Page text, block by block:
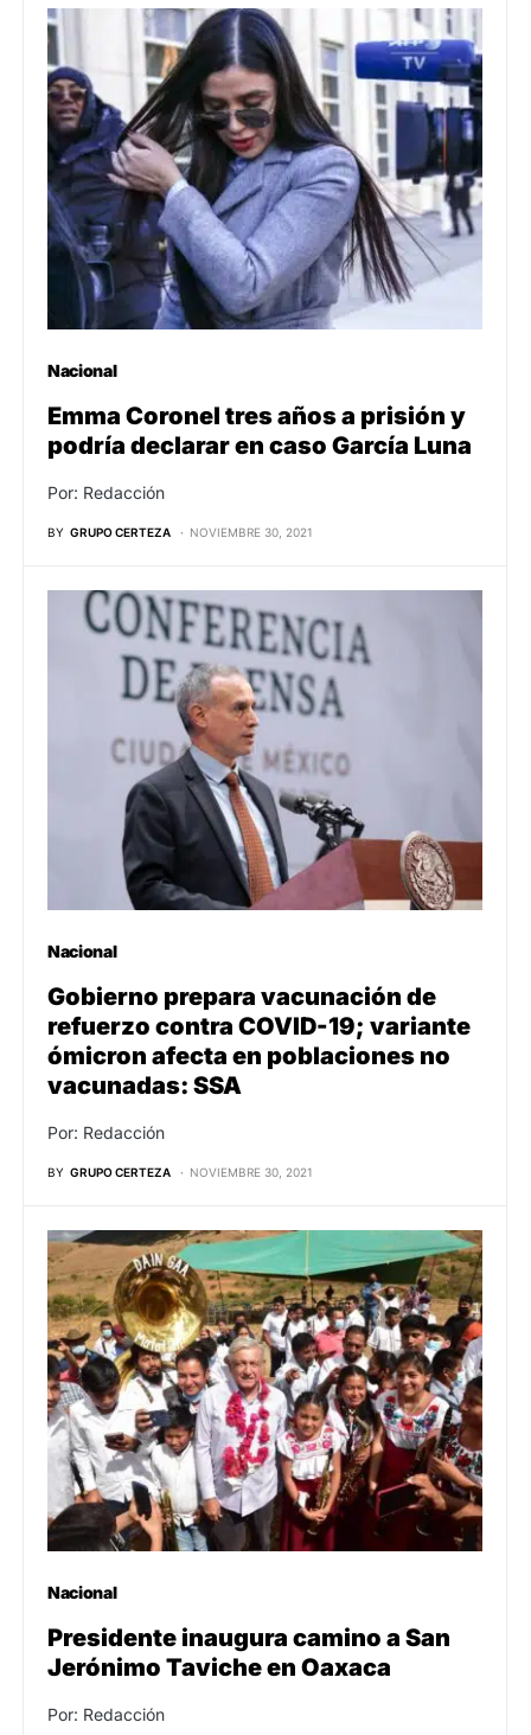
Nacional
Emma Coronel tres años a prisión y
podría declarar en caso García Luna
Por: Redacción
BY GRUPO CERTEZA NOVIEMBRE 30, 2021
Nacional
Gobierno prepara vacunación de
refuerzo contra COVID-19; variante
ómicron afecta en poblaciones no
vacunadas: SSA
Por: Redacción
BY GRUPO CERTEZA NOVIEMBRE 30, 2021
Nacional
Presidente inaugura camino a San
Jerónimo Taviche en Oaxaca
Por: Redacción